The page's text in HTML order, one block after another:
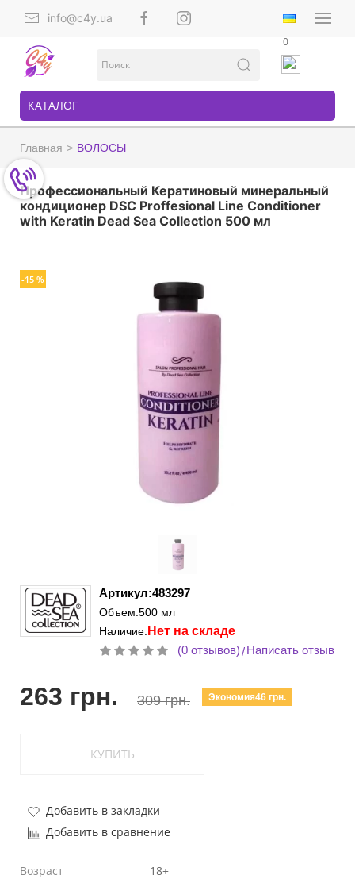
info@c4y.ua
0
КАТАЛОГ
Главная ВОЛОСЫ
Профессиональный Кератиновый минеральный
кондиционер DSC Proffesional Line Conditioner
with Keratin Dead Sea Collection 500 мл
-15 %
Артикул:483297
Объем:500 мл
Наличие: Нет на складе
(0 отзывов)/Написать отзыв
263 грн. 309 грн. Экономия46 грн.
КУПИТЬ
Добавить в закладки
Добавить в сравнение
Возраст
18+